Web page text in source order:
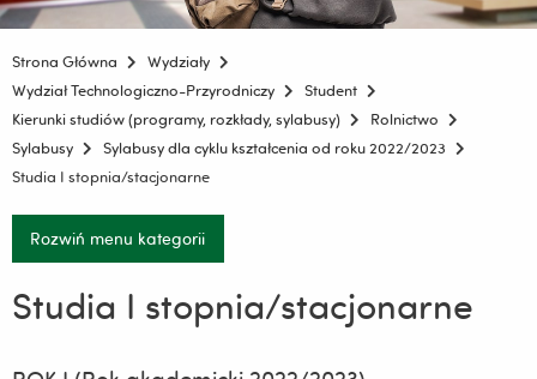
Strona Główna
Wydziały
Wydział Technologiczno-Przyrodniczy
Student
Kierunki studiów (programy, rozkłady, sylabusy)
Rolnictwo
Sylabusy
Sylabusy dla cyklu kształcenia od roku 2022/2023
Studia I stopnia/stacjonarne
Rozwiń menu kategorii
Studia I stopnia/stacjonarne